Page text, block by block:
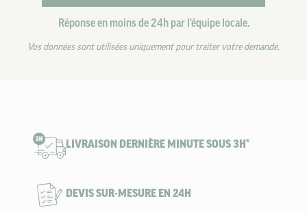
Réponse en moins de 24h par l'équipe locale.
Vos données sont utilisées uniquement pour traiter votre demande.
LIVRAISON DERNIÈRE MINUTE SOUS 3H*
DEVIS SUR-MESURE EN 24H